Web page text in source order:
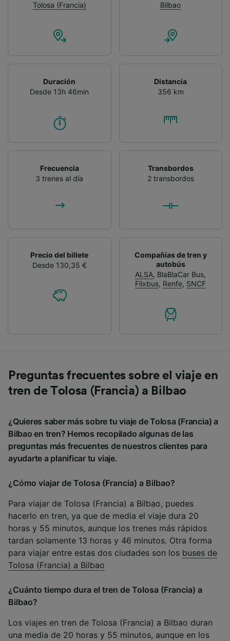
Tolosa (Francia)
Bilbao
Duración
Desde 13h 46min
Distancia
356 km
Frecuencia
3 trenes al día
Transbordos
2 transbordos
Precio del billete
Desde 130,35 €
Compañías de tren y
autobús
ALSA, BlaBlaCar Bus,
Flixbus, Renfe, SNCF
Preguntas frecuentes sobre el viaje en
tren de Tolosa (Francia) a Bilbao
¿Quieres saber más sobre tu viaje de Tolosa (Francia) a
Bilbao en tren? Hemos recopilado algunas de las
preguntas más frecuentes de nuestros clientes para
ayudarte a planificar tu viaje.
¿Cómo viajar de Tolosa (Francia) a Bilbao?
Para viajar de Tolosa (Francia) a Bilbao, puedes
hacerlo en tren, ya que de media el viaje dura 20
horas y 55 minutos, aunque los trenes más rápidos
tardan solamente 13 horas y 46 minutos. Otra forma
para viajar entre estas dos ciudades son los buses de
Tolosa (Francia) a Bilbao
¿Cuánto tiempo dura el tren de Tolosa (Francia) a
Bilbao?
Los viajes en tren de Tolosa (Francia) a Bilbao duran
una media de 20 horas y 55 minutos, aunque en los